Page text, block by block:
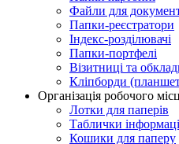
Файли для
Папки-реєстратори
Індекс-розділювачі
Папки-портфелі
Візитниці та
Кліпборди
Організація робочого
Лотки для паперів
Таблички
Кошики для паперу